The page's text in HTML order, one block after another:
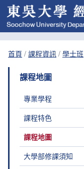
首頁 / 課程資訊 / 學士班
課程地圖
專業學程
課程特色
課程地圖
大學部修課須知